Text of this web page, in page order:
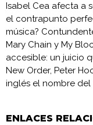
Isabel Cea afecta a
el contrapunto
música?
Mary Chain y My
accesible: un juicio
New Order, Peter
inglés el nombre del
ENLACES